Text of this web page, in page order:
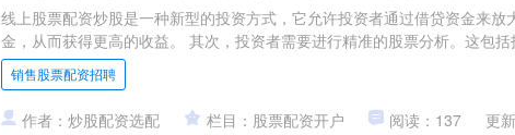
线上股票配资炒股是一种新型的投资方式，它允许投资者通过借贷资金来放
金，从而获得更高的收益。 其次，投资者需要进行精准的股票分析。这包
销售股票配资招聘
作者：炒股配资选配 栏目：股票配资开户 阅读：137 更